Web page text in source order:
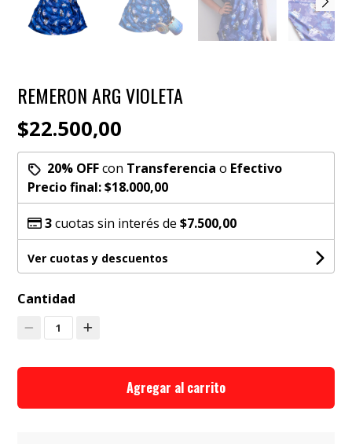
REMERON ARG VIOLETA
$22.500,00
20% OFFcon Transferencia o Efectivo
Precio final:$18.000,00
3cuotas sin interés de$7.500,00
Ver cuotas y descuentos
Cantidad
1
Agregar al carrito